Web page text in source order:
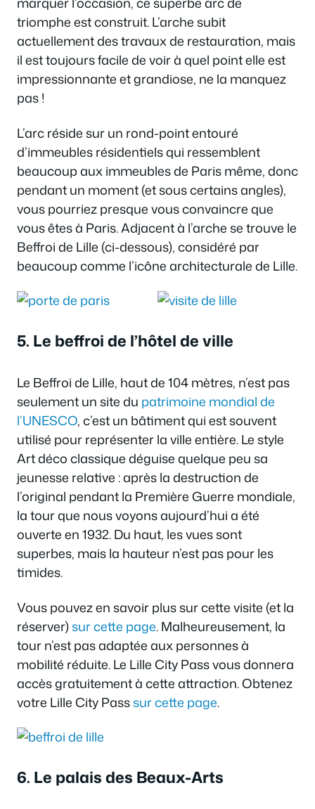
triomphe est construit. L’arche subit
actuellement des travaux de restauration, mais
il est toujours facile de voir à quel point elle est
impressionnante et grandiose, ne la manquez
pas !
L’arc réside sur un rond-point entouré
d’immeubles résidentiels qui ressemblent
beaucoup aux immeubles de Paris même, donc
pendant un moment (et sous certains angles),
vous pourriez presque vous convaincre que
vous êtes à Paris. Adjacent à l’arche se trouve le
Beffroi de Lille (ci-dessous), considéré par
beaucoup comme l’icône architecturale de Lille.
5. Le beffroi de l’hôtel de ville
Le Beffroi de Lille, haut de 104 mètres, n’est pas
seulement un site du patrimoine mondial de
l’UNESCO, c’est un bâtiment qui est souvent
utilisé pour représenter la ville entière. Le style
Art déco classique déguise quelque peu sa
jeunesse relative : après la destruction de
l’original pendant la Première Guerre mondiale,
la tour que nous voyons aujourd’hui a été
ouverte en 1932. Du haut, les vues sont
superbes, mais la hauteur n’est pas pour les
timides.
Vous pouvez en savoir plus sur cette visite (et la
réserver)sur cette page. Malheureusement, la
tour n’est pas adaptée aux personnes à
mobilité réduite. Le Lille City Pass vous donnera
accès gratuitement à cette attraction. Obtenez
votre Lille City Passsur cette page.
6. Le palais des Beaux-Arts